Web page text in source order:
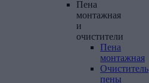
Пена
монтажная
и
очистители
Пена
монтажная
Очиститель
пены